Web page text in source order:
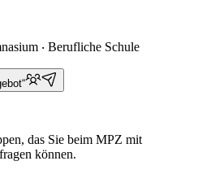
‧ Berufliche Schule
das Sie beim MPZ mit
können.